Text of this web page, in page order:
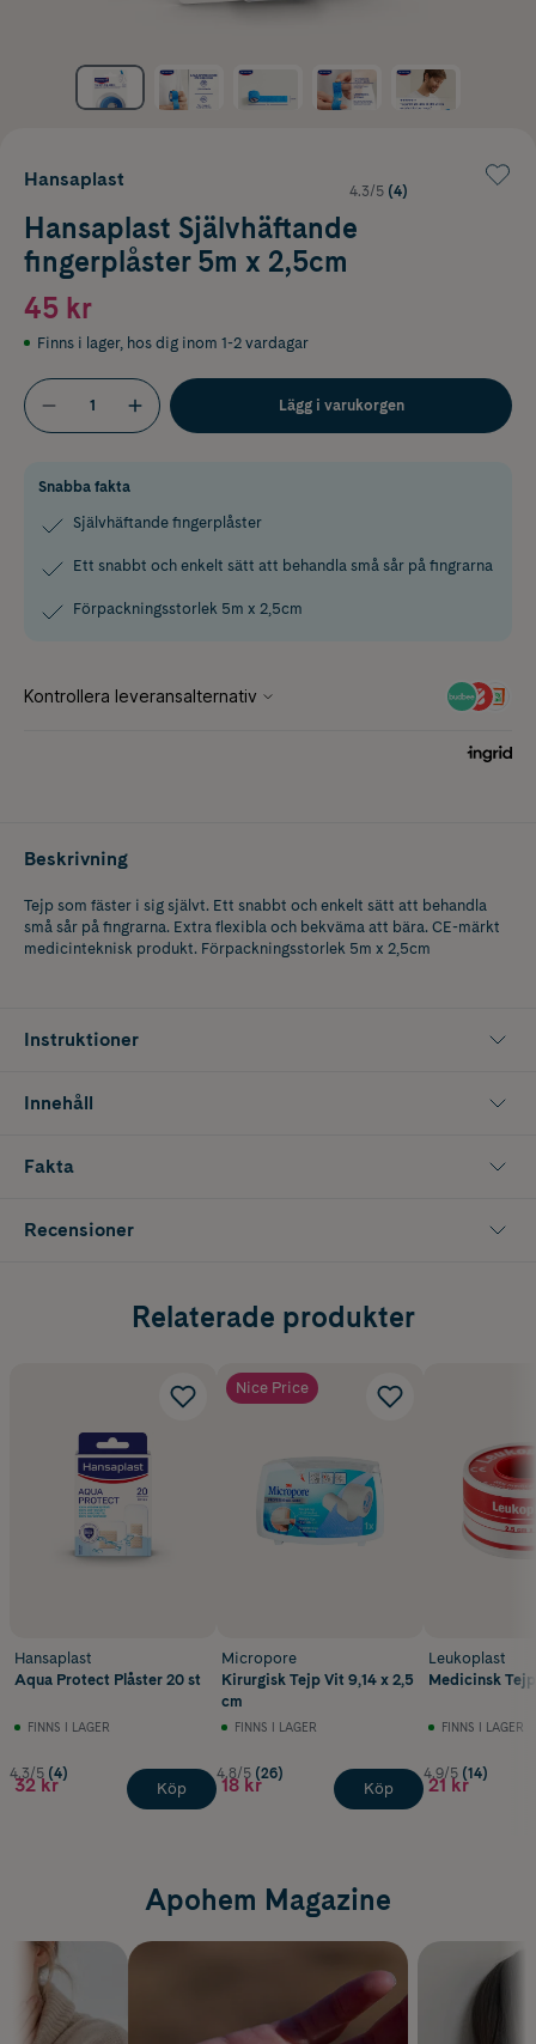
Hansaplast
4.3/5 (4)
Hansaplast Självhäftande
fingerplåster 5m x 2,5cm
45 kr
Finns i lager, hos dig inom 1-2 vardagar
Lägg i varukorgen
Snabba fakta
Självhäftande fingerplåster
Ett snabbt och enkelt sätt att behandla små sår på fingrarna
Förpackningsstorlek 5m x 2,5cm
Beskrivning
Tejp som fäster i sig självt. Ett snabbt och enkelt sätt att behandla
små sår på fingrarna. Extra flexibla och bekväma att bära. CE-märkt
medicinteknisk produkt. Förpackningsstorlek 5m x 2,5cm
Instruktioner
Innehåll
Fakta
Recensioner
Relaterade produkter
Hansaplast
Aqua Protect Plåster 20 st
FINNS I LAGER
4.3/5 (4)
32 kr Köp
Nice Price
Micropore
Kirurgisk Tejp Vit 9,14 x 2,5
cm
FINNS I LAGER
4.8/5 (26)
18 kr Köp
Leukoplast
Medicinsk
FINNS I LAGER
4.9/5 (14)
21 kr
Apohem Magazine